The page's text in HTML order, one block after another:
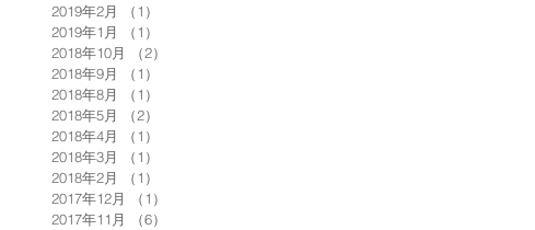
2019年2月
（1）
2019年1月
（1）
2018年10月
（2）
2018年9月
（1）
2018年8月
（1）
2018年5月
（2）
2018年4月
（1）
2018年3月
（1）
2018年2月
（1）
2017年12月
（1）
2017年11月
（6）